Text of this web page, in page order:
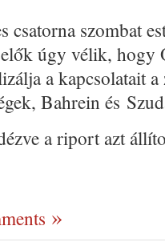
csatorna szombat
úgy vélik, hogy
a kapcsolatait
Bahrein és
a riport azt